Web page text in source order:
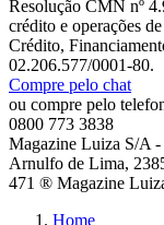
Resolução CMN nº
crédito e operações
Crédito,
02.206.577/0001-80.
Compre pelo chat
ou compre pelo
0800 773 3838
Magazine Luiza S/A
Arnulfo de Lima,
471 ® Magazine
Home